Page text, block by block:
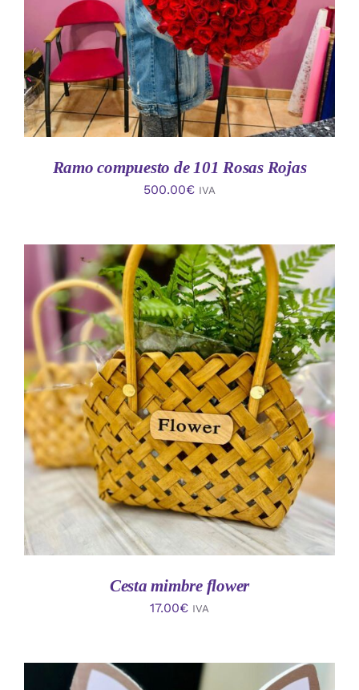
Ramo compuesto de 101 Rosas Rojas
500.00€ IVA
AÑADIR AL CARRITO
/
DETALLES
Cesta mimbre flower
17.00€ IVA